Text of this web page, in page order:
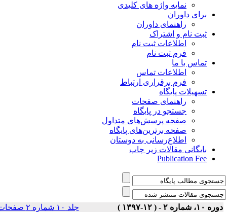
نمایه واژه های کلیدی
برای داوران
راهنمای داوران
ثبت نام و اشتراک
اطلاعات ثبت نام
فرم ثبت نام
تماس با ما
اطلاعات تماس
فرم برقراری ارتباط
تسهیلات پایگاه
راهنمای صفحات
جستجو در پایگاه
صفحه پرسش‌های متداول
صفحه برترین‌های پایگاه
اطلاع‌رسانی به دوستان
بایگانی مقالات زیر چاپ
Publication Fee
۱۰، شماره ۲ - ( ۱۲-۱۳۹۷ )
جلد ۱۰ شماره ۲ صفحات